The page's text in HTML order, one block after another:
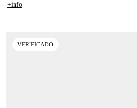
+info
VERIFICADO